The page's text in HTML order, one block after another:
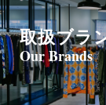
取扱ブラ
Our Brands